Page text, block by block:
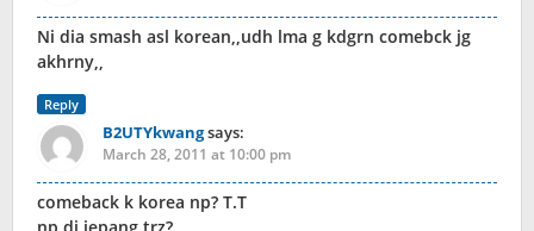
Ni dia smash asl korean,,udh lma g kdgrn comebck jg
akhrny,,
Reply
B2UTYkwangsays:
March 28, 2011 at 10:00 pm
comeback k korea np? T.T